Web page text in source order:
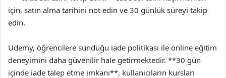
için, satın alma tarihini not edin ve 30 günlük süreyi takip
edin.
Udemy, öğrencilere sunduğu iade politikası ile online eğitim
deneyimini daha güvenilir hale getirmektedir. **30 gün
içinde iade talep etme imkanı**, kullanıcıların kursları